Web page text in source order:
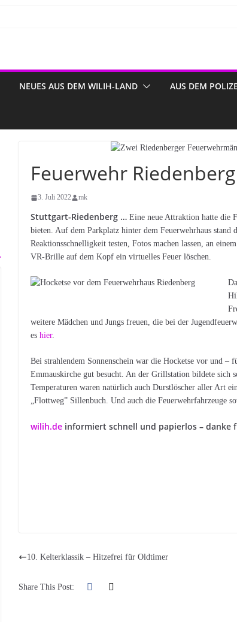
NEUES AUS DEM WILIH-LAND AUS DEM
Feuerwehr
3. Juli 2022 mk
Stuttgart-Riedenberg … Eine neue Attraktion hatte die
bieten. Auf dem Parkplatz hinter dem Feuerwehrhaus stand
Reaktionsschnelligkeit testen, Fotos machen lassen, an
VR-Brille auf dem Kopf ein virtuelles Feuer löschen.
weitere Mädchen und Jungs freuen, die bei der
eshier.
Bei strahlendem Sonnenschein war die Hocketse vor und –
Emmauskirche gut besucht. An der Grillstation bildete sich
Temperaturen waren natürlich auch Durstlöscher aller Art
„Flottweg” Sillenbuch. Und auch die Feuerwehrfahrzeuge
wilih.de informiert schnell und papierlos – danke
10. Kelterklassik – Hitzefrei für Oldtimer
Share This Post: